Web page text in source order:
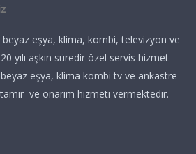
beyaz eşya, klima, kombi, televizyon ve
yılı aşkın süredir özel servis hizmet
eşya, klima kombi tv ve ankastre
ve onarım hizmeti vermektedir.